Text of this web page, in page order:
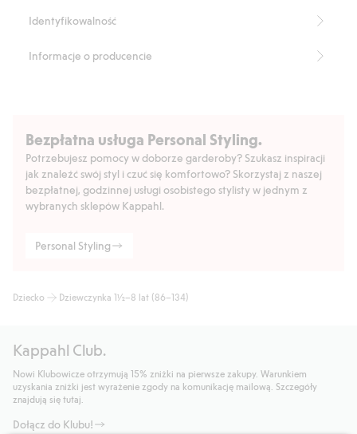
Identyfikowalność
Informacje o producencie
Bezpłatna usługa Personal Styling.
Potrzebujesz pomocy w doborze garderoby? Szukasz inspiracji
jak znaleźć swój styl i czuć się komfortowo? Skorzystaj z naszej
bezpłatnej, godzinnej usługi osobistego stylisty w jednym z
wybranych sklepów Kappahl.
Personal Styling
Dziecko Dziewczynka 1½–8 lat (86–134)
Kappahl Club.
Nowi Klubowicze otrzymują 15% zniżki na pierwsze zakupy. Warunkiem
uzyskania zniżki jest wyrażenie zgody na komunikację mailową. Szczegóły
znajdują się tutaj.
Dołącz do Klubu!